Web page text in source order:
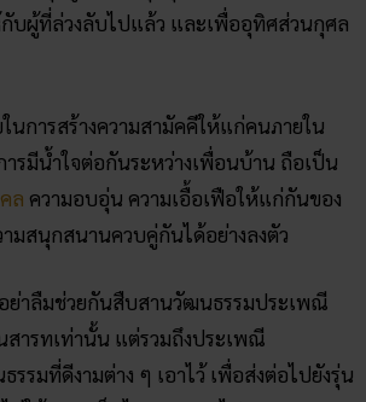
บผู้ที่ล่วงลับไปแล้ว และเพื่ออุทิศส่วนกุศล
นการสร้างความสามัคคีให้แก่คนภายใน
ารมีน้ำใจต่อกันระหว่างเพื่อนบ้าน ถือเป็น
ล ความอบอุ่น ความเอื้อเฟือให้แก่กันของ
มสนุกสนานควบคู่กันได้อย่างลงตัว
ย่าลืมช่วยกันสืบสานวัฒนธรรมประเพณี
สารทเท่านั้น แต่รวมถึงประเพณี
รมที่ดีงามต่าง ๆ เอาไว้ เพื่อส่งต่อไปยังรุ่น